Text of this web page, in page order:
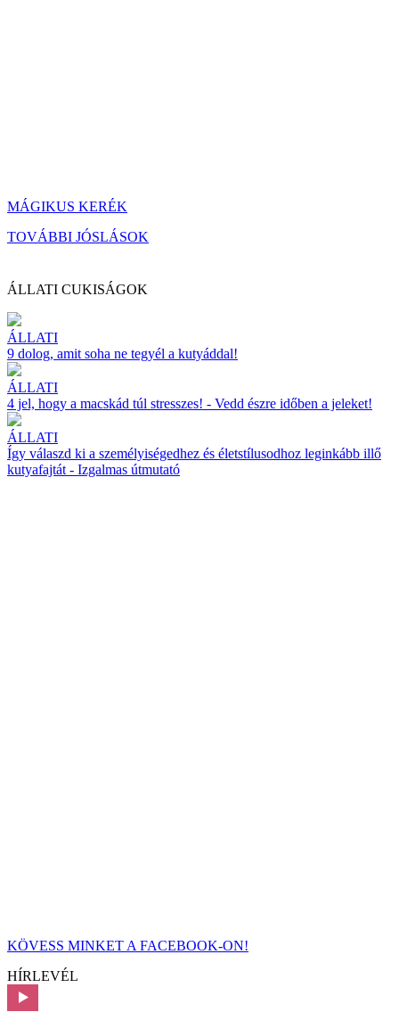
MÁGIKUS KERÉK
TOVÁBBI JÓSLÁSOK
ÁLLATI CUKISÁGOK
ÁLLATI
9 dolog, amit soha ne tegyél a kutyáddal!
ÁLLATI
4 jel, hogy a macskád túl stresszes! - Vedd észre időben a jeleket!
ÁLLATI
Így válaszd ki a személyiségedhez és életstílusodhoz leginkább illő
kutyafajtát - Izgalmas útmutató
KÖVESS MINKET A FACEBOOK-ON!
HÍRLEVÉL